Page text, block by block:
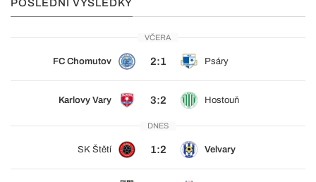
POSLEDNÍ VÝSLEDKY
VČERA
FC Chomutov 2:1 Psáry
Karlovy Vary 3:2 Hostouň
DNES
SK Štětí 1:2 Velvary